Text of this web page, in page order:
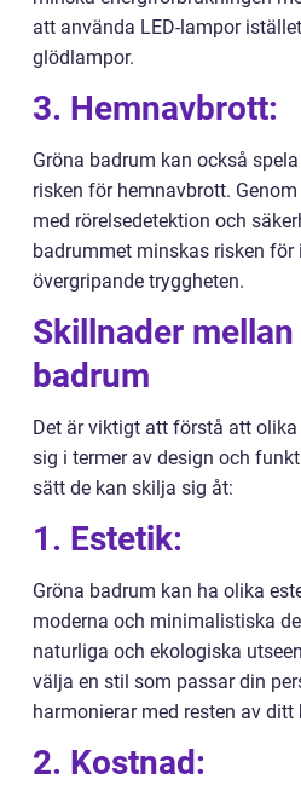
att använda LED-lampor
glödlampor.
3. Hemnavbrott:
Gröna badrum kan också
risken för hemnavbrott.
med rörelsedetektion och
badrummet minskas risken för
övergripande tryggheten.
Skillnader
badrum
Det är viktigt att förstå att
sig i termer av design och
sätt de kan skilja sig åt:
1. Estetik:
Gröna badrum kan ha olika
moderna och minimalistiska
naturliga och ekologiska
välja en stil som passar din
harmonierar med resten av ditt
2. Kostnad: